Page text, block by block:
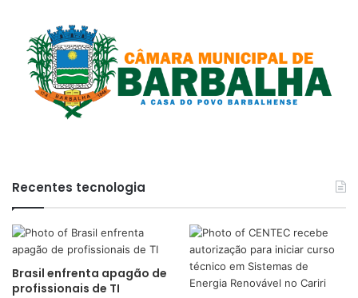
Recentes tecnologia
Brasil enfrenta apagão de
profissionais de TI